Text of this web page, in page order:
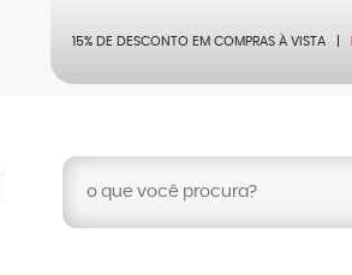
15% DE DESCONTO EM COMPRAS À VISTA